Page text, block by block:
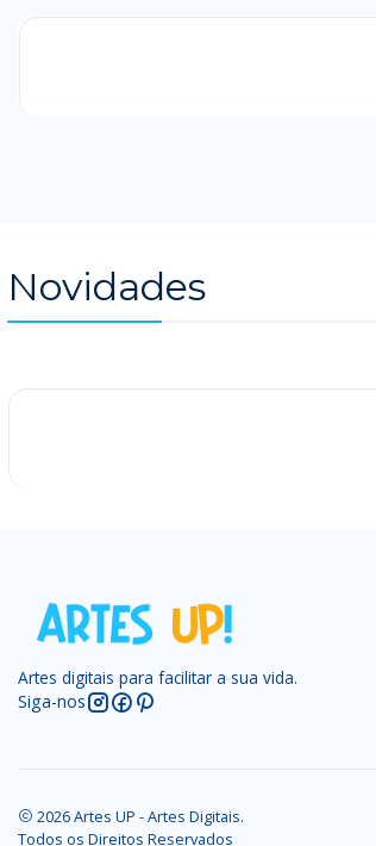
Novidades
Artes digitais para facilitar a sua vida.
Siga-nos
2026 Artes UP - Artes Digitais.
Todos os Direitos Reservados